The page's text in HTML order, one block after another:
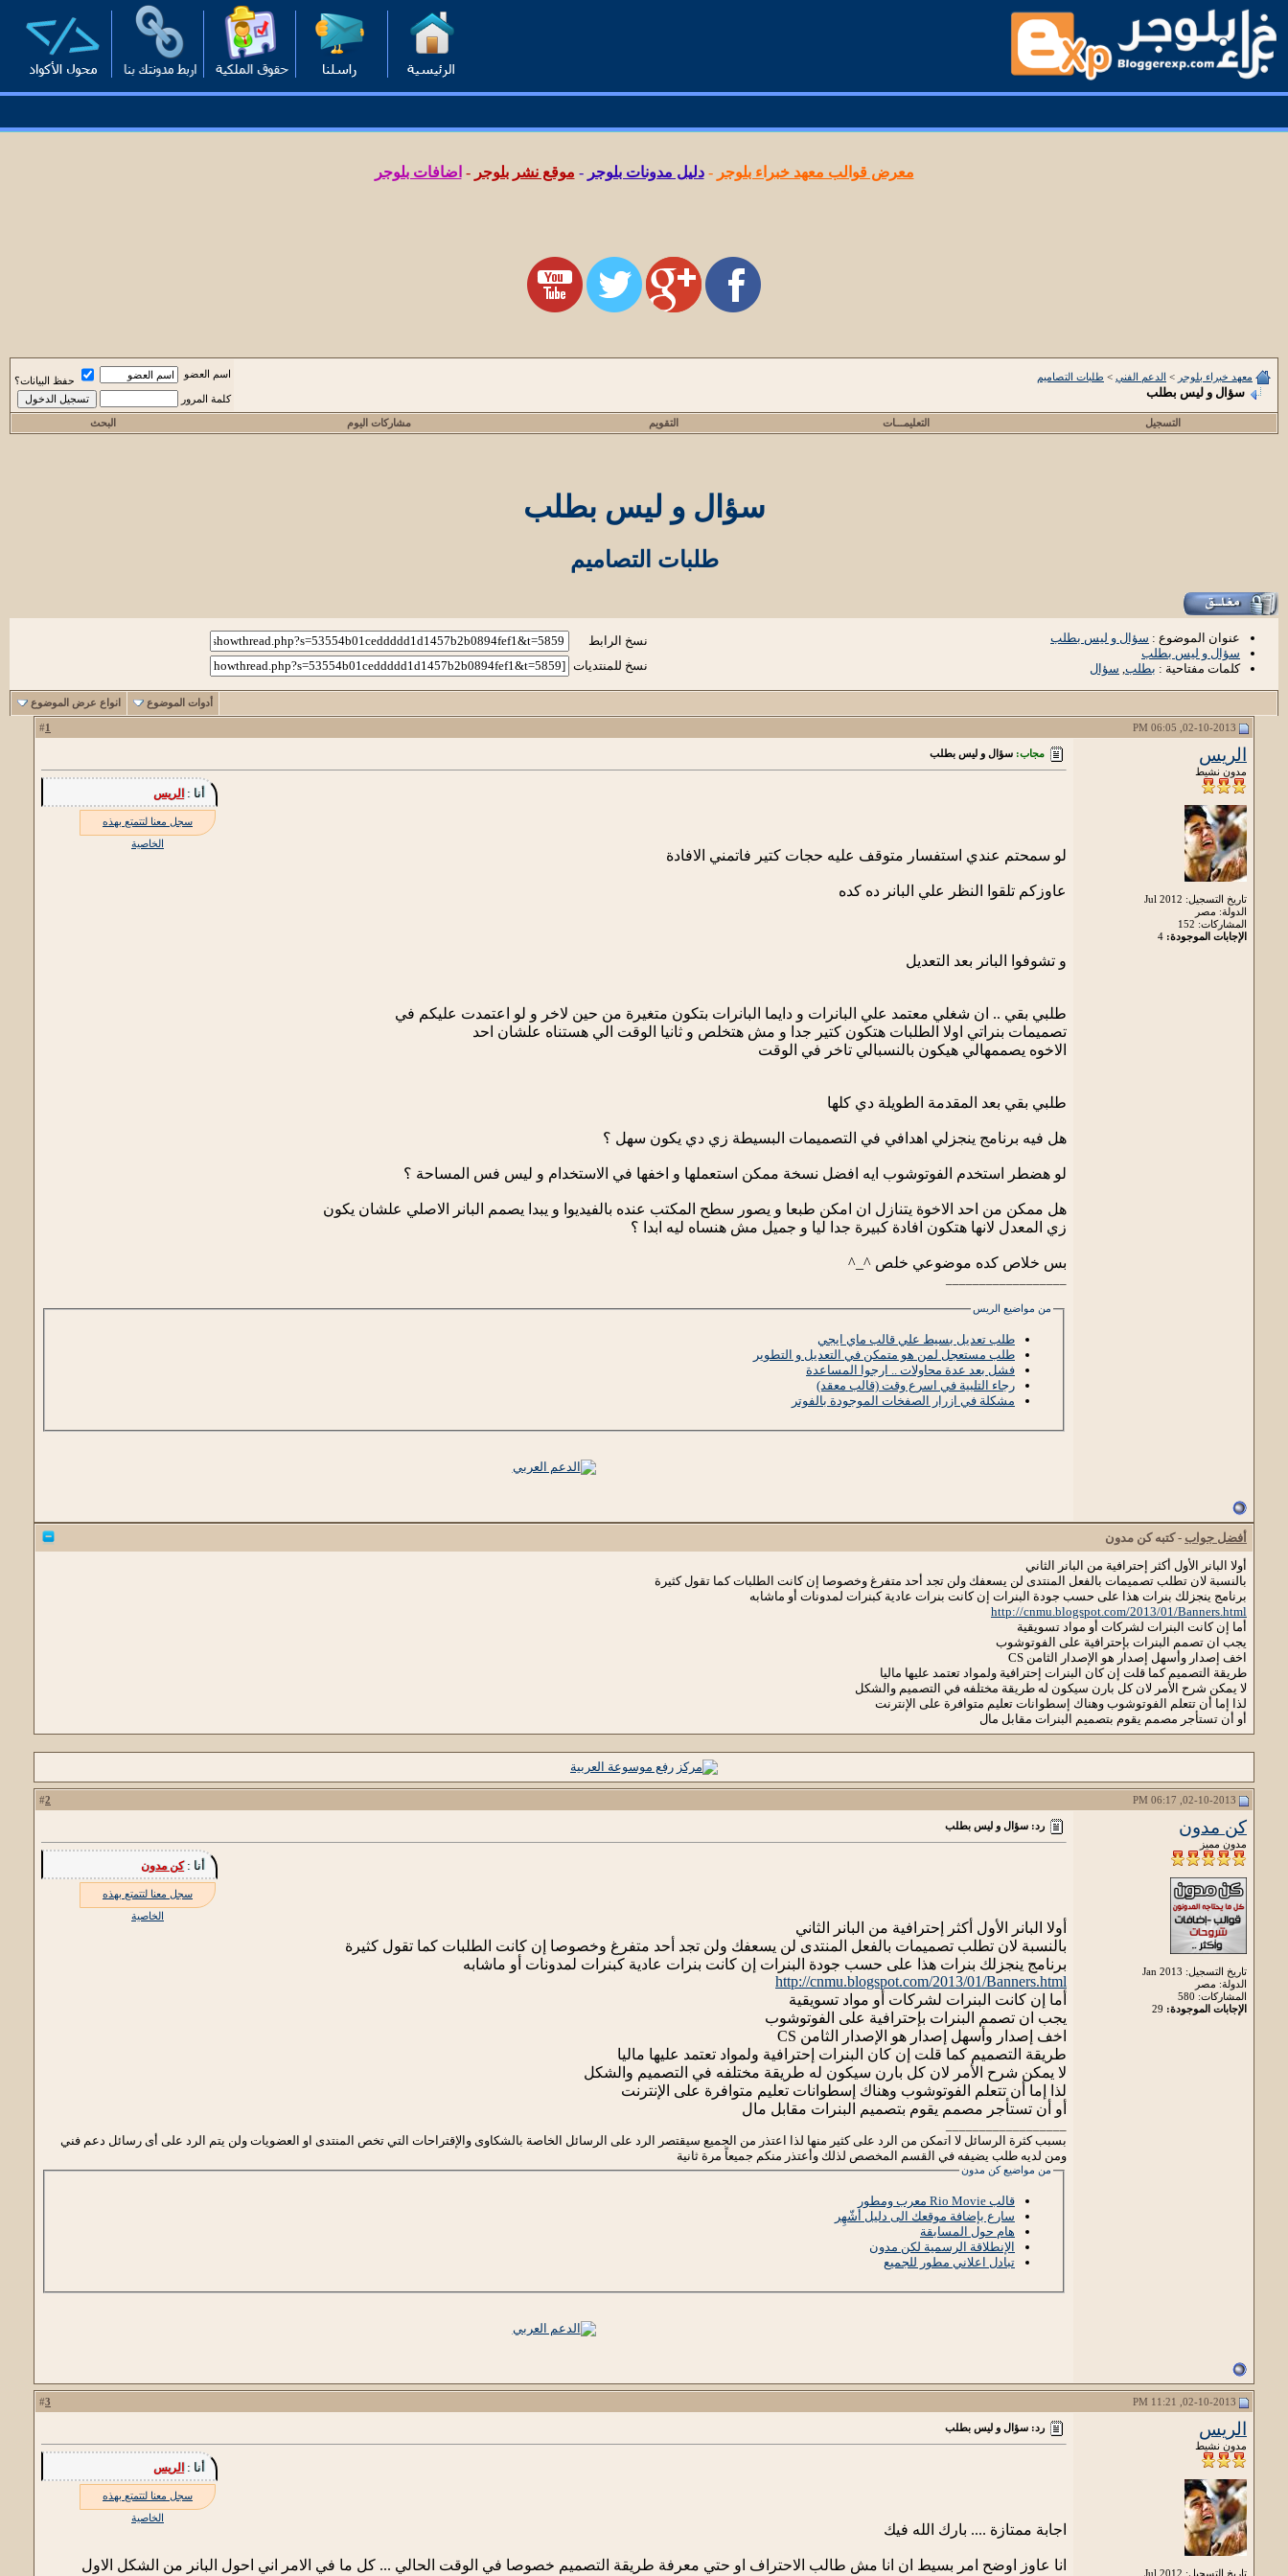
معرض قوالب معهد خبراء بلوجر -دليل مدونات بلوجر - موقع نشر بلوجر - اضافات بلوجر
معهد خبراء بلوجر > الدعم الفني > طلبات التصاميم
سؤال و ليس بطلب
اسم العضو
حفظ البيانات؟
كلمة المرور
التسجيل التعليمـــات التقويم مشاركات اليوم البحث
سؤال و ليس بطلب
طلبات التصاميم
عنوان الموضوع : سؤال و ليس بطلب
سؤال و ليس بطلب
كلمات مفتاحية : بطلب, سؤال
نسخ الرابط
نسخ للمنتديات
أدوات الموضوع انواع عرض الموضوع
1
الريس
مدون نشيط
تاريخ التسجيل: Jul 2012
الدولة: مصر
المشاركات: 152
الإجابات الموجودة:
مجاب: سؤال و ليس بطلب
أنا : الريس
سجل معنا لتتمتع بهذه
الخاصية
لو سمحتم عندي استفسار متوقف عليه حجات كتير فاتمني الافادة
عاوزكم تلقوا النظر علي البانر ده كده
و تشوفوا البانر بعد التعديل
طلبي بقي .. ان شغلي معتمد علي البانرات و دايما البانرات بتكون متغيرة من حين لاخر و لو اعتمدت عليكم في
تصميمات بنراتي اولا الطلبات هتكون كتير جدا و مش هتخلص و ثانيا الوقت الي هستناه علشان احد
الاخوه يصممهالي هيكون بالنسبالي تاخر في الوقت
طلبي بقي بعد المقدمة الطويلة دي كلها
هل فيه برنامج ينجزلي اهدافي في التصميمات البسيطة زي دي يكون سهل ؟
لو هضطر استخدم الفوتوشوب ايه افضل نسخة ممكن استعملها و اخفها في الاستخدام و ليس فس المساحة ؟
هل ممكن من احد الاخوة يتنازل ان امكن طبعا و يصور سطح المكتب عنده بالفيديوا و يبدا يصمم البانر الاصلي علشان يكون
زي المعدل لانها هتكون افادة كبيرة جدا ليا و جميل مش هنساه ليه ابدا ؟
بس خلاص كده موضوعي خلص ^_^
من مواضيع الريس
طلب تعديل بسيط علي قالب ماي ايجي
طلب مستعجل لمن هو متمكن في التعديل و التطوير
فشل بعد عدة محاولات .. ارجوا المساعدة
رجاء التلبية في اسرع وقت (قالب معقد)
مشكلة في ازرار الصفخات الموجودة بالفوتر
أفضل جواب - كتبهكن مدون
أولا البانر الأول أكثر إحترافية من البانر الثاني
بالنسبة لان تطلب تصميمات بالفعل المنتدى لن يسعفك ولن تجد أحد متفرغ وخصوصا إن كانت الطلبات كما تقول كثيرة
برنامج ينجزلك بنرات هذا على حسب جودة البنرات إن كانت بنرات عادية كبنرات لمدونات أو ماشابه
http://cnmu.blogspot.com/2013/01/Banners.html
أما إن كانت البنرات لشركات أو مواد تسويقية
يجب ان تصمم البنرات بإحترافية على الفوتوشوب
اخف إصدار وأسهل إصدار هو الإصدار الثامن CS
طريقة التصميم كما قلت إن كان البنرات إحترافية ولمواد تعتمد عليها ماليا
لا يمكن شرح الأمر لان كل بارن سيكون له طريقة مختلفه في التصميم والشكل
لذا إما أن تتعلم الفوتوشوب وهناك إسطوانات تعليم متوافرة على الإنترنت
أو أن تستأجر مصمم يقوم بتصميم البنرات مقابل مال
2
كن مدون
مدون مميز
تاريخ التسجيل: Jan 2013
الدولة: مصر
المشاركات: 580
الإجابات الموجودة:
رد: سؤال و ليس بطلب
أنا :كن مدون
سجل معنا لتتمتع بهذه
الخاصية
أولا البانر الأول أكثر إحترافية من البانر الثاني
بالنسبة لان تطلب تصميمات بالفعل المنتدى لن يسعفك ولن تجد أحد متفرغ وخصوصا إن كانت الطلبات كما تقول كثيرة
برنامج ينجزلك بنرات هذا على حسب جودة البنرات إن كانت بنرات عادية كبنرات لمدونات أو ماشابه
http://cnmu.blogspot.com/2013/01/Banners.html
أما إن كانت البنرات لشركات أو مواد تسويقية
يجب ان تصمم البنرات بإحترافية على الفوتوشوب
اخف إصدار وأسهل إصدار هو الإصدار الثامن CS
طريقة التصميم كما قلت إن كان البنرات إحترافية ولمواد تعتمد عليها ماليا
لا يمكن شرح الأمر لان كل بارن سيكون له طريقة مختلفه في التصميم والشكل
لذا إما أن تتعلم الفوتوشوب وهناك إسطوانات تعليم متوافرة على الإنترنت
أو أن تستأجر مصمم يقوم بتصميم البنرات مقابل مال
بسبب كثرة الرسائل لا اتمكن من الرد على كثير منها لذا اعتذر من الجميع سيقتصر الرد على الرسائل الخاصة بالشكاوى والإقتراحات التي تخص المنتدى او العضويات ولن يتم الرد على أى رسائل دعم فني
ومن لديه طلب يضيفه في القسم المخصص لذلك وأعتذر منكم جميعاً مرة ثانية
من مواضيع كن مدون
قالب Rio Movie معرب ومطور
سارع بإضافة موقعك الى دليل أشّهِر
هام حول المسابقة
الإنطلاقة الرسمية لكن مدون
تبادل اعلاني مطور للجميع
3
الريس
مدون نشيط
تاريخ التسجيل: Jul 2012
رد: سؤال و ليس بطلب
أنا : الريس
سجل معنا لتتمتع بهذه
الخاصية
اجابة ممتازة .... بارك الله فيك
انا عاوز اوضح امر بسيط ان انا مش طالب الاحتراف او حتي معرفة طريقة التصميم خصوصا في الوقت الحالي ... كل ما في الامر اني احول البانر من الشكل الاول